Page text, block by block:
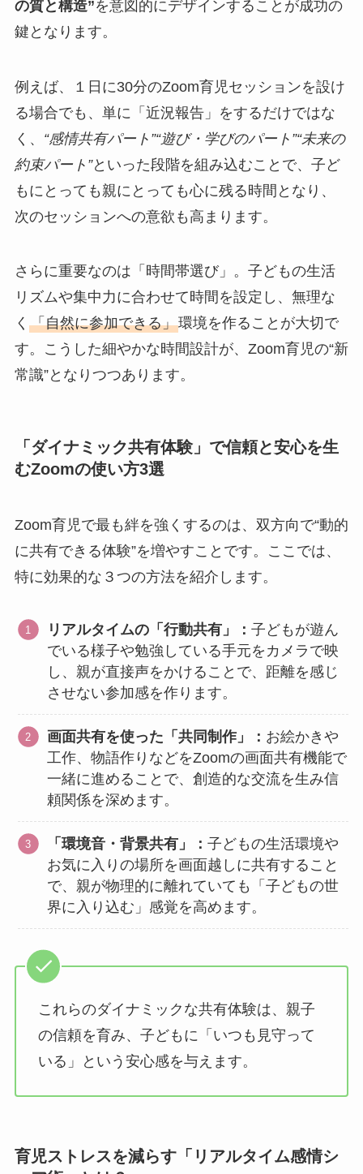
の質と構造”を意図的にデザインすることが成功の
鍵となります。
例えば、１日に30分のZoom育児セッションを設け
る場合でも、単に「近況報告」をするだけではな
く、 “感情共有パート”“遊び・学びのパート”“未来の
約束パート”といった段階を組み込むことで、子ど
もにとっても親にとっても心に残る時間となり、
次のセッションへの意欲も高まります。
さらに重要なのは「時間帯選び」。子どもの生活
リズムや集中力に合わせて時間を設定し、無理な
く 「自然に参加できる」環境を作ることが大切で
す。こうした細やかな時間設計が、Zoom育児の“新
常識”となりつつあります。
「ダイナミック共有体験」で信頼と安心を生
むZoomの使い方3選
Zoom育児で最も絆を強くするのは、双方向で“動的
に共有できる体験”を増やすことです。ここでは、
特に効果的な３つの方法を紹介します。
リアルタイムの「行動共有」：子どもが遊ん
でいる様子や勉強している手元をカメラで映
し、親が直接声をかけることで、距離を感じ
させない参加感を作ります。
画面共有を使った「共同制作」： お絵かきや
工作、物語作りなどをZoomの画面共有機能で
一緒に進めることで、創造的な交流を生み信
頼関係を深めます。
「環境音・背景共有」：子どもの生活環境や
お気に入りの場所を画面越しに共有すること
で、親が物理的に離れていても「子どもの世
界に入り込む」感覚を高めます。
これらのダイナミックな共有体験は、親子
の信頼を育み、子どもに「いつも見守って
いる」という安心感を与えます。
育児ストレスを減らす「リアルタイム感情シ